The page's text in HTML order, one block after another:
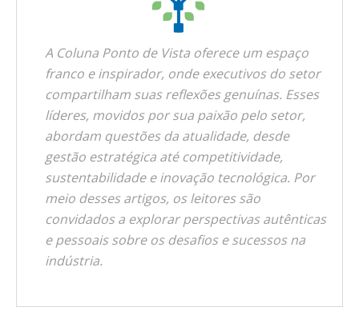
A Coluna Ponto de Vista oferece um espaço
franco e inspirador, onde executivos do setor
compartilham suas reflexões genuínas. Esses
líderes, movidos por sua paixão pelo setor,
abordam questões da atualidade, desde
gestão estratégica até competitividade,
sustentabilidade e inovação tecnológica. Por
meio desses artigos, os leitores são
convidados a explorar perspectivas autênticas
e pessoais sobre os desafios e sucessos na
indústria.